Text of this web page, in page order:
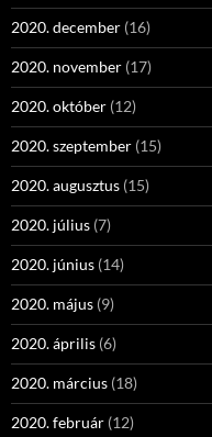
2020. december (16)
2020. november (17)
2020. október (12)
2020. szeptember (15)
2020. augusztus (15)
2020. július (7)
2020. június (14)
2020. május (9)
2020. április (6)
2020. március (18)
2020. február (12)